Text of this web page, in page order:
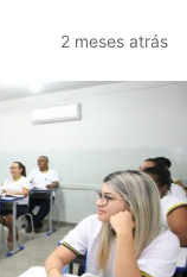
2 meses atrás